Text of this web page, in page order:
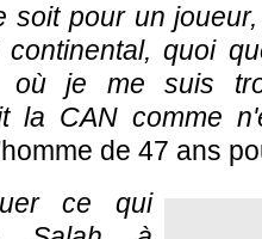
soit pour un
continental, quoi
où je me suis
la CAN comme
de 47 ans
ce qui